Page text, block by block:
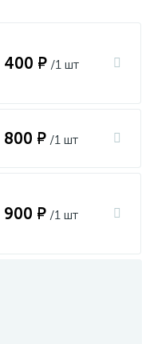
400 ₽ /1 шт
800 ₽ /1 шт
900 ₽ /1 шт